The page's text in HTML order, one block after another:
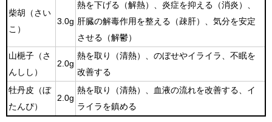
柴胡（さい
こ）
3.0g
熱を下げる（解熱）、炎症を抑える（消炎）、
肝臓の解毒作用を整える（疎肝）、気分を安定
させる（解鬱）
山梔子（さ
んしし）
2.0g
熱を取り（清熱）、のぼせやイライラ、不眠を
改善する
牡丹皮（ぼ
たんぴ）
2.0g
熱を取り（清熱）、血液の流れを改善する、イ
ライラを鎮める